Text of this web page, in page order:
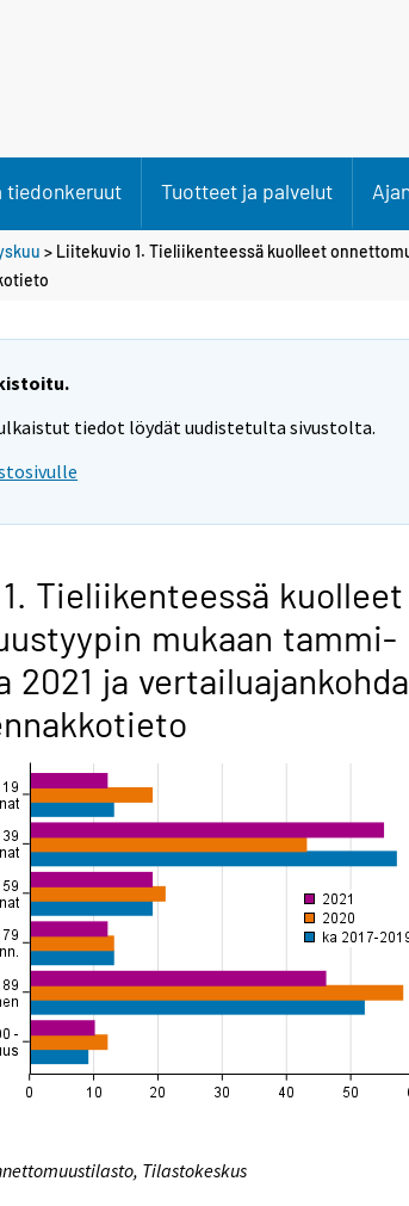
tiedonkeruut Tuotteet ja palvelut
> Liitekuvio 1. Tieliikenteessä kuolleet
tiedot löydät uudistetulta sivustolta.
Tieliikenteessä kuolleet
mukaan tammi-
2021 ja
Tilastokeskus